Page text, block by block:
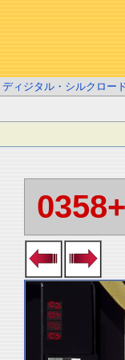
ディジタル・シルクロー